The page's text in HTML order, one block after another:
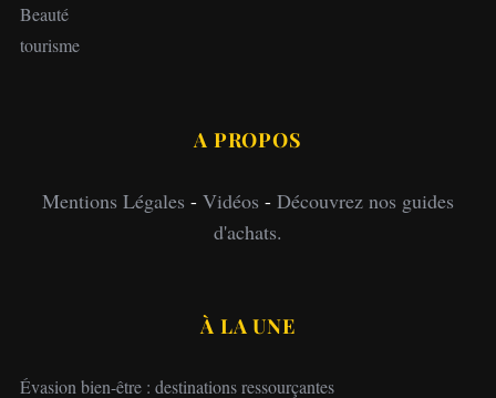
Beauté
tourisme
A PROPOS
Mentions Légales - Vidéos - Découvrez nos guides
d'achats.
À LA UNE
Évasion bien-être : destinations ressourçantes